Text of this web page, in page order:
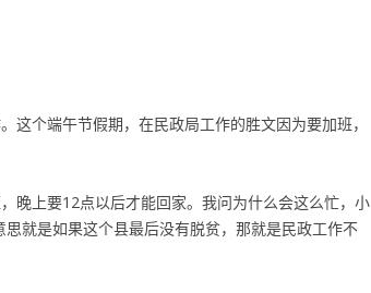
这个端午节假期，在民政局工作的胜文因为要加班，
晚上要12点以后才能回家。我问为什么会这么忙，小
就是如果这个县最后没有脱贫，那就是民政工作不